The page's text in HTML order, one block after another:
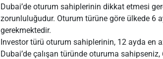
Dubai’de oturum sahiplerinin dikkat etmesi
zorunluluğudur. Oturum türüne göre ülkede 6
gerekmektedir.
Investor türü oturum sahiplerinin, 12 ayda en
Dubai’de çalışan türünde oturuma